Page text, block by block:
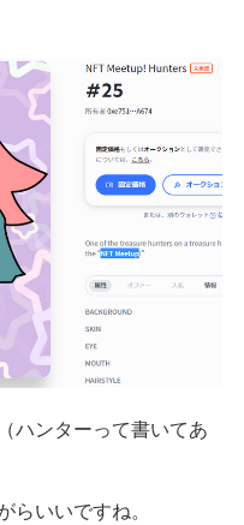
ハンターって書いてあ
いいですね。